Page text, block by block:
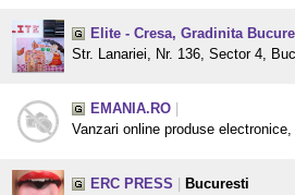
Elite - Cresa, Gradinita
Str. Lanariei, Nr. 136, Sector 4,
EMANIA.RO
Vanzari online produse
ERC PRESS
Bucuresti